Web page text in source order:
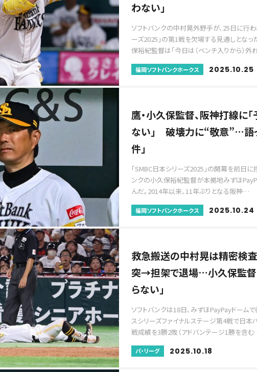
わない」
ソフトバンクの中村晃外野手が、25日に行わ
ーズ2025」の第1戦を欠場する見通しとなっ
保裕紀監督は「今日は（ベンチ入りから）外
福岡ソフトバンクホークス 2025.10.25
鷹・小久保監督、阪神打線に
ない」 破壊力に“敬意”…語
件」
「SMBC日本シリーズ2025」の開幕を前日に
ンクの小久保裕紀監督が本拠地みずほ
んだ。2014年以来、11年ぶりとなる阪神…
福岡ソフトバンクホークス 2025.10.24
救急搬送の中村晃は精密検
突→担架で退場…小久保監督
らない」
ソフトバンクは18日、みずほPayPayドーム
スシリーズファイナルステージ第4戦で日本
戦成績を3勝2敗（アドバンテージ1勝を含
パ・リーグ 2025.10.18